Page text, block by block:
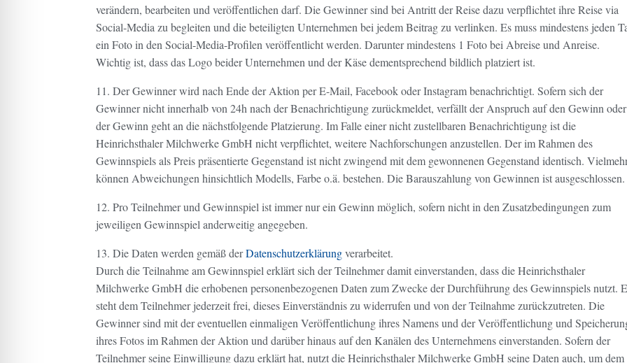
verändern, bearbeiten und veröffentlichen darf. Die Gewinner sind bei Antritt der Reise dazu verpflichtet ihre Reise via
Social-Media zu begleiten und die beteiligten Unternehmen bei jedem Beitrag zu verlinken. Es muss mindestens jeden
ein Foto in den Social-Media-Profilen veröffentlicht werden. Darunter mindestens 1 Foto bei Abreise und Anreise.
Wichtig ist, dass das Logo beider Unternehmen und der Käse dementsprechend bildlich platziert ist.
11. Der Gewinner wird nach Ende der Aktion per E-Mail, Facebook oder Instagram benachrichtigt. Sofern sich der
Gewinner nicht innerhalb von 24h nach der Benachrichtigung zurückmeldet, verfällt der Anspruch auf den Gewinn oder
der Gewinn geht an die nächstfolgende Platzierung. Im Falle einer nicht zustellbaren Benachrichtigung ist die
Heinrichsthaler Milchwerke GmbH nicht verpflichtet, weitere Nachforschungen anzustellen. Der im Rahmen des
Gewinnspiels als Preis präsentierte Gegenstand ist nicht zwingend mit dem gewonnenen Gegenstand identisch.
können Abweichungen hinsichtlich Modells, Farbe o.ä. bestehen. Die Barauszahlung von Gewinnen ist ausgeschlossen.
12. Pro Teilnehmer und Gewinnspiel ist immer nur ein Gewinn möglich, sofern nicht in den Zusatzbedingungen zum
jeweiligen Gewinnspiel anderweitig angegeben.
13. Die Daten werden gemäß derDatenschutzerklärungverarbeitet.
Durch die Teilnahme am Gewinnspiel erklärt sich der Teilnehmer damit einverstanden, dass die Heinrichsthaler
Milchwerke GmbH die erhobenen personenbezogenen Daten zum Zwecke der Durchführung des Gewinnspiels nutzt.
steht dem Teilnehmer jederzeit frei, dieses Einverständnis zu widerrufen und von der Teilnahme zurückzutreten. Die
Gewinner sind mit der eventuellen einmaligen Veröffentlichung ihres Namens und der Veröffentlichung und
ihres Fotos im Rahmen der Aktion und darüber hinaus auf den Kanälen des Unternehmens einverstanden. Sofern der
Teilnehmer seine Einwilligung dazu erklärt hat, nutzt die Heinrichsthaler Milchwerke GmbH seine Daten auch, um dem